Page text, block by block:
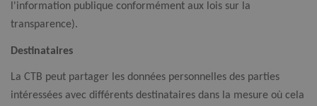
l'information publique conformément aux lois sur la
transparence).
Destinataires
La CTB peut partager les données personnelles des parties
intéressées avec différents destinataires dans la mesure où cela